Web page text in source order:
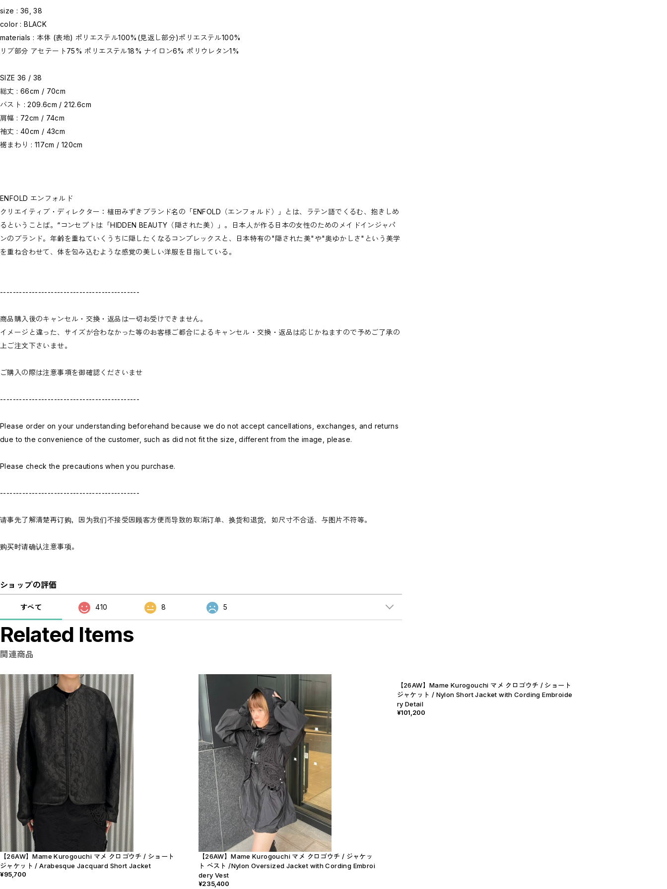
size : 36, 38
color : BLACK
materials : 本体 (表地) ポリエステル100%(見返し部分)ポリエステル100%
リブ部分 アセテート75% ポリエステル18% ナイロン6% ポリウレタン1%
SIZE 36 / 38
総丈 : 66cm / 70cm
バスト : 209.6cm / 212.6cm
肩幅 : 72cm / 74cm
袖丈 : 40cm / 43cm
裾まわり : 117cm / 120cm
ENFOLD エンフォルド
クリエイティブ・ディレクター：植田みずきブランド名の「ENFOLD（エンフォルド）」とは、ラテン語でくるむ、抱きしめ
るということば。“コンセプトは「HIDDEN BEAUTY（隠された美）」。日本人が作る日本の女性のためのメイドインジャパ
ンのブランド。年齢を重ねていくうちに隠したくなるコンプレックスと、日本特有の"隠された美"や"奥ゆかしさ"という美学
を重ね合わせて、体を包み込むような感覚の美しい洋服を目指している。
--------------------------------------------
商品購入後のキャンセル・交換・返品は一切お受けできません。
イメージと違った、サイズが合わなかった等のお客様ご都合によるキャンセル・交換・返品は応じかねますので予めご了承の
上ご注文下さいませ。
ご購入の際は注意事項を御確認くださいませ
--------------------------------------------
Please order on your understanding beforehand because we do not accept cancellations, exchanges, and returns
due to the convenience of the customer, such as did not fit the size, different from the image, please.
Please check the precautions when you purchase.
--------------------------------------------
请事先了解清楚再订购，因为我们不接受因顾客方便而导致的取消订单、换货和退货，如尺寸不合适、与图片不符等。
购买时请确认注意事项。
ショップの評価
すべて 410 8 5
Related Items
関連商品
【26AW】Mame Kurogouchi マメ クロゴウチ / ショート
ジャケット / Arabesque Jacquard Short Jacket
¥95,700
【26AW】Mame Kurogouchi マメ クロゴウチ / ジャケッ
ト ベスト /Nylon Oversized Jacket with Cording Embroi
dery Vest
¥235,400
【26AW】Mame Kurogouchi マメ クロゴウチ / ショート
ジャケット / Nylon Short Jacket with Cording Embroide
ry Detail
¥101,200